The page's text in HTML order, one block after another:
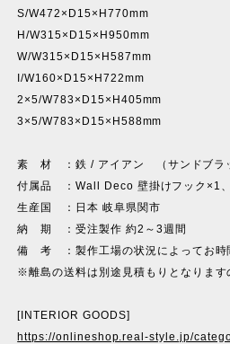
S/W472×D15×H770mm
H/W315×D15×H950mm
W/W315×D15×H587mm
I/W160×D15×H722mm
2×5/W783×D15×H405mm
3×5/W783×D15×H588mm
素 材 ：鉄 / アイアン （サンドブラッ
付属品 ：Wall Deco 壁掛けフック×1
生産国 ：日本 岐阜県関市
納 期 ：受注製作 約2～3週間
備 考 ：製作工場の状況によってお時
※離島の送料は別途見積もりとなります
[INTERIOR GOODS]
https://onlineshop.real-style.jp/